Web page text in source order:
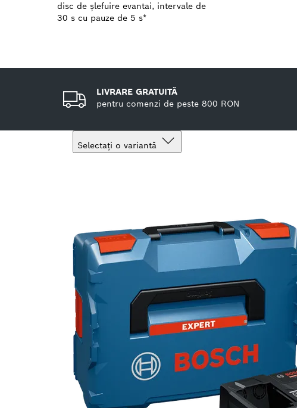
disc de şlefuire evantai, intervale de
30 s cu pauze de 5 s*
LIVRARE GRATUITĂ
pentru comenzi de peste 800 RON
Selectați o variantă